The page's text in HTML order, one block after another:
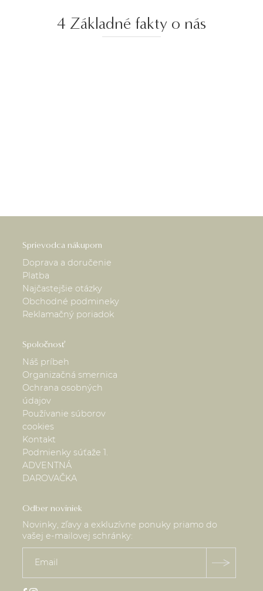
4 Základné fakty o nás
Sprievodca nákupom
Doprava a doručenie
Platba
Najčastejšie otázky
Obchodné podmineky
Reklamačný poriadok
Spoločnosť
Náš príbeh
Organizačná smernica
Ochrana osobných
údajov
Používanie súborov
cookies
Kontakt
Podmienky súťaže 1.
ADVENTNÁ
DAROVAČKA
Odber noviniek
Novinky, zľavy a exkluzívne ponuky priamo do
vašej e-mailovej schránky: